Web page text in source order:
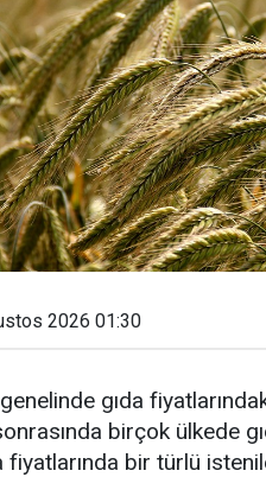
2026 01:30
gıda
birçok ülkede
fiyatlarında bir türlü